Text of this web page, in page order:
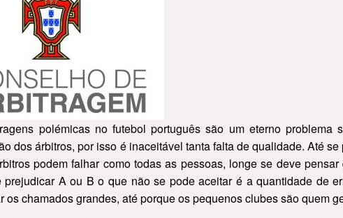
polémicas no futebol português são um eterno
dos árbitros, por isso é inaceitável tanta falta de qualidade. Até
podem falhar como todas as pessoas, longe se deve
prejudicar A ou B o que não se pode aceitar é a quantidade de
os chamados grandes, até porque os pequenos clubes são quem